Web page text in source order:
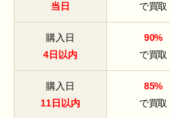
当日
で買取
購入日
4日以内
90%
で買取
購入日
11日以内
85%
で買取